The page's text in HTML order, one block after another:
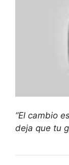
“El cambio
deja que tu